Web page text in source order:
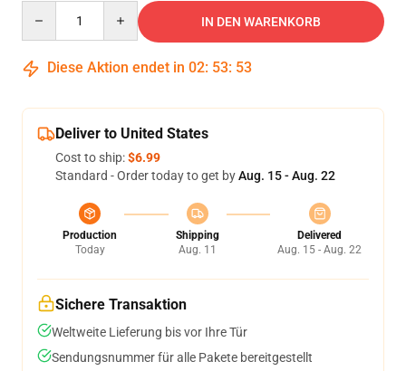
IN DEN WARENKORB
Diese Aktion endet in 02: 53: 52
Deliver to United States
Cost to ship:$6.99
Standard - Order today to get byAug. 15 - Aug. 22
Production
Today
Shipping
Aug. 11
Delivered
Aug. 15 - Aug. 22
Sichere Transaktion
Weltweite Lieferung bis vor Ihre Tür
Sendungsnummer für alle Pakete bereitgestellt